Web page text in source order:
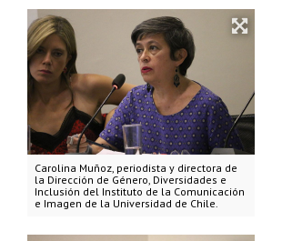
Carolina Muñoz, periodista y directora de
la Dirección de Género, Diversidades e
Inclusión del Instituto de la Comunicación
e Imagen de la Universidad de Chile.